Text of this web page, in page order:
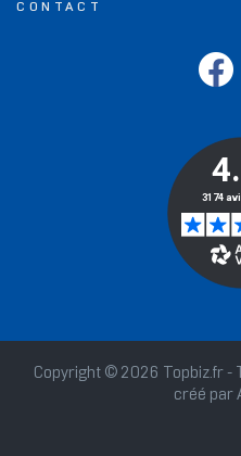
CONTACT
Copyright © 2026 Topbiz.fr -
créé par